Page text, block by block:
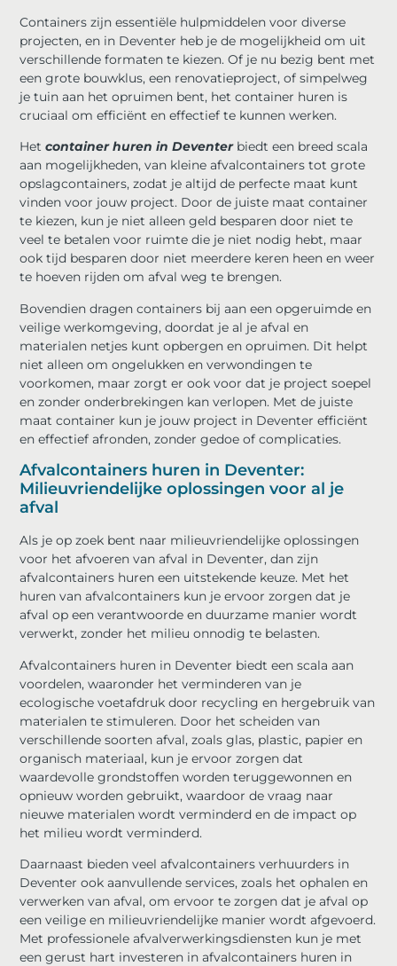
Containers zijn essentiële hulpmiddelen voor diverse
projecten, en in Deventer heb je de mogelijkheid om uit
verschillende formaten te kiezen. Of je nu bezig bent met
een grote bouwklus, een renovatieproject, of simpelweg
je tuin aan het opruimen bent, het container huren is
cruciaal om efficiënt en effectief te kunnen werken.
Hetcontainer huren in Deventerbiedt een breed scala
aan mogelijkheden, van kleine afvalcontainers tot grote
opslagcontainers, zodat je altijd de perfecte maat kunt
vinden voor jouw project. Door de juiste maat container
te kiezen, kun je niet alleen geld besparen door niet te
veel te betalen voor ruimte die je niet nodig hebt, maar
ook tijd besparen door niet meerdere keren heen en weer
te hoeven rijden om afval weg te brengen.
Bovendien dragen containers bij aan een opgeruimde en
veilige werkomgeving, doordat je al je afval en
materialen netjes kunt opbergen en opruimen. Dit helpt
niet alleen om ongelukken en verwondingen te
voorkomen, maar zorgt er ook voor dat je project soepel
en zonder onderbrekingen kan verlopen. Met de juiste
maat container kun je jouw project in Deventer efficiënt
en effectief afronden, zonder gedoe of complicaties.
Afvalcontainers huren in Deventer:
Milieuvriendelijke oplossingen voor al je
afval
Als je op zoek bent naar milieuvriendelijke oplossingen
voor het afvoeren van afval in Deventer, dan zijn
afvalcontainers huren een uitstekende keuze. Met het
huren van afvalcontainers kun je ervoor zorgen dat je
afval op een verantwoorde en duurzame manier wordt
verwerkt, zonder het milieu onnodig te belasten.
Afvalcontainers huren in Deventer biedt een scala aan
voordelen, waaronder het verminderen van je
ecologische voetafdruk door recycling en hergebruik van
materialen te stimuleren. Door het scheiden van
verschillende soorten afval, zoals glas, plastic, papier en
organisch materiaal, kun je ervoor zorgen dat
waardevolle grondstoffen worden teruggewonnen en
opnieuw worden gebruikt, waardoor de vraag naar
nieuwe materialen wordt verminderd en de impact op
het milieu wordt verminderd.
Daarnaast bieden veel afvalcontainers verhuurders in
Deventer ook aanvullende services, zoals het ophalen en
verwerken van afval, om ervoor te zorgen dat je afval op
een veilige en milieuvriendelijke manier wordt afgevoerd.
Met professionele afvalverwerkingsdiensten kun je met
een gerust hart investeren in afvalcontainers huren in